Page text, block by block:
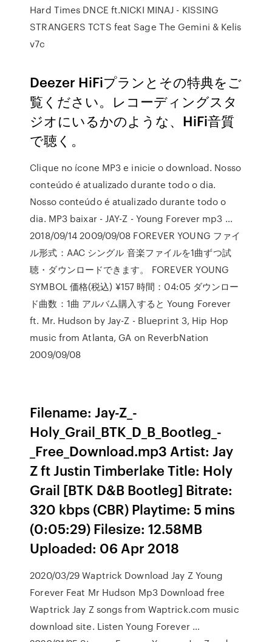
Hard Times DNCE ft.NICKI MINAJ - KISSING
STRANGERS TCTS feat Sage The Gemini & Kelis
v7c
Deezer HiFiプランとその特典をご
覧ください。レコーディングスタ
ジオにいるかのような、HiFi音質
で聴く。
Clique no ícone MP3 e inicie o download. Nosso
conteúdo é atualizado durante todo o dia.
Nosso conteúdo é atualizado durante todo o
dia. MP3 baixar - JAY-Z - Young Forever mp3 …
2018/09/14 2009/09/08 FOREVER YOUNG ファイ
ル形式：AAC シングル 音楽ファイルを1曲ずつ試
聴・ダウンロードできます。 FOREVER YOUNG
SYMBOL 価格(税込) ¥157 時間：04:05 ダウンロー
ド曲数：1曲 アルバム購入すると Young Forever
ft. Mr. Hudson by Jay-Z - Blueprint 3, Hip Hop
music from Atlanta, GA on ReverbNation
2009/09/08
Filename: Jay-Z_-
Holy_Grail_BTK_D_B_Bootleg_-
_Free_Download.mp3 Artist: Jay
Z ft Justin Timberlake Title: Holy
Grail [BTK D&B Bootleg] Bitrate:
320 kbps (CBR) Playtime: 5 mins
(0:05:29) Filesize: 12.58MB
Uploaded: 06 Apr 2018
2020/03/29 Waptrick Download Jay Z Young
Forever Feat Mr Hudson Mp3 Download free
Waptrick Jay Z songs from Waptrick.com music
download site. Listen Young Forever …